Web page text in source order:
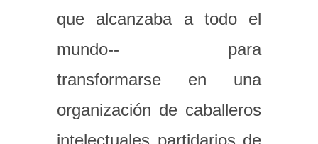
que alcanzaba a todo el
mundo-- para
transformarse en una
organización de caballeros
intelectuales partidarios de